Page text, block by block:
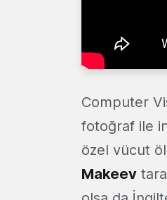
Computer
fotoğraf ile
özel vücut
Makeev